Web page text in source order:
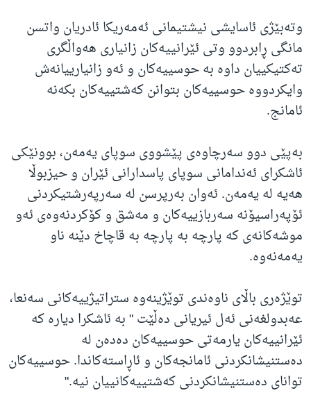
وتەبێژی ئاسایشی نیشتیمانی ئەمەریکا ئادریان واتسن
مانگی ڕابردوو وتی ئێرانییەکان زانیاری هەواڵگری
تەکتیکییان داوە بە حوسییەکان و ئەو زانیارییانەش
وایکردووە حوسییەکان بتوانن کەشتییەکان بکەنە
ئامانج.
بەپێی دوو سەرچاوەی پێشووی سوپای یەمەن، بوونێکی
ئاشکرای ئەندامانی سوپای پاسدارانی ئێران و حیزبوڵا
هەیە لە یەمەن. ئەوان بەرپرسن لە سەرپەرشتیکردنی
ئۆپەراسیۆنە سەربازییەکان و مەشق و کۆکردنەوەی ئەو
موشەکانەی کە پارچە بە پارچە بە قاچاخ دێنە ناو
یەمەنەوە.
توێژەری باڵای ناوەندی توێژینەوە ستراتیژییەکانی سەنعا،
عەبدولغەنی ئەل ئیریانی دەڵێت " بە ئاشکرا دیارە کە
ئێرانییەکان یارمەتی حوسییەکان دەدەن لە
دەستنیشانکردنی ئامانجەکان و ئاڕاستەکاندا. حوسییەکان
توانای دەستنیشانکردنی کەشتییەکانییان نیە."